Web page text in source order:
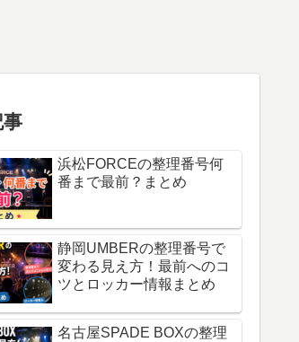
事
浜松FORCEの整理番号何
番まで最前？まとめ
静岡UMBERの整理番号で
変わる見え方！最前へのコ
ツとロッカー情報まとめ
名古屋SPADE BOXの整理